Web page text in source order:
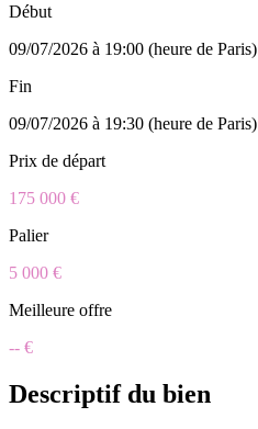
Début
09/07/2026 à 19:00 (heure de Paris)
Fin
09/07/2026 à 19:30 (heure de Paris)
Prix de départ
175 000 €
Palier
5 000 €
Meilleure offre
-- €
Descriptif du bien